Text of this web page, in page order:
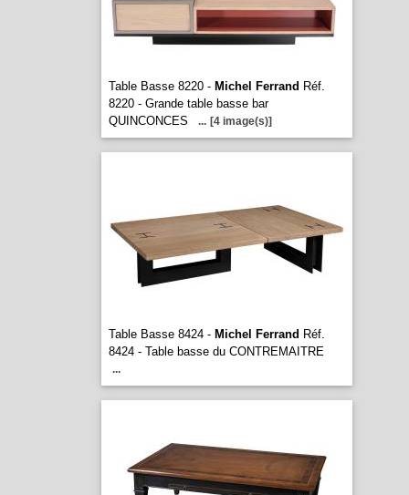
Table Basse 8220 - Michel Ferrand Réf.
8220 - Grande table basse bar
QUINCONCES
... [4 image(s)]
Table Basse 8424 - Michel Ferrand Réf.
8424 - Table basse du CONTREMAITRE
...